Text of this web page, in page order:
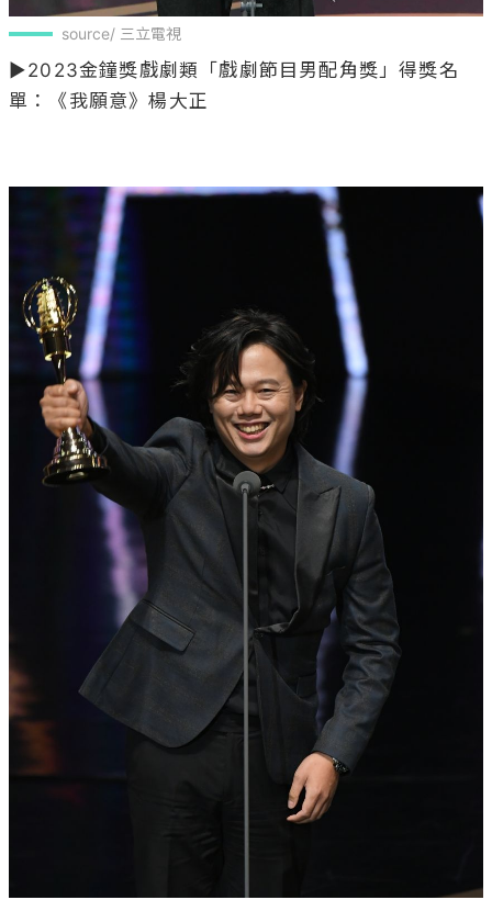
source/ 三立電視
▶2023金鐘獎戲劇類「戲劇節目男配角獎」得獎名
單：《我願意》楊大正